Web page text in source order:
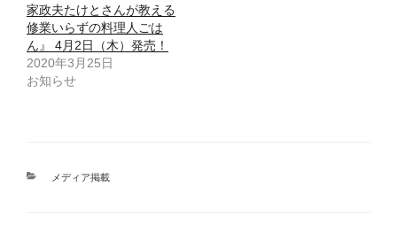
家政夫たけとさんが教える
修業いらずの料理人ごは
ん』 4月2日（木）発売！
2020年3月25日
お知らせ
カ
メディア掲載